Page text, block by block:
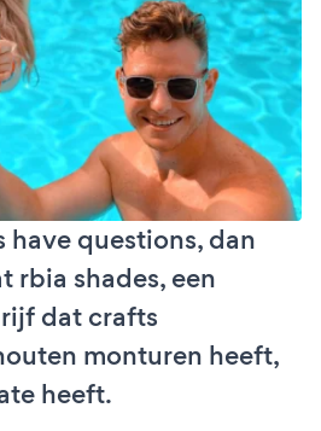
have questions, dan
rbia shades, een
dat crafts
monturen heeft,
heeft.